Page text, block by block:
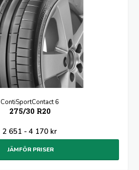
ContiSportContact 6
275/30 R20
2 651 - 4 170 kr
JÄMFÖR PRISER